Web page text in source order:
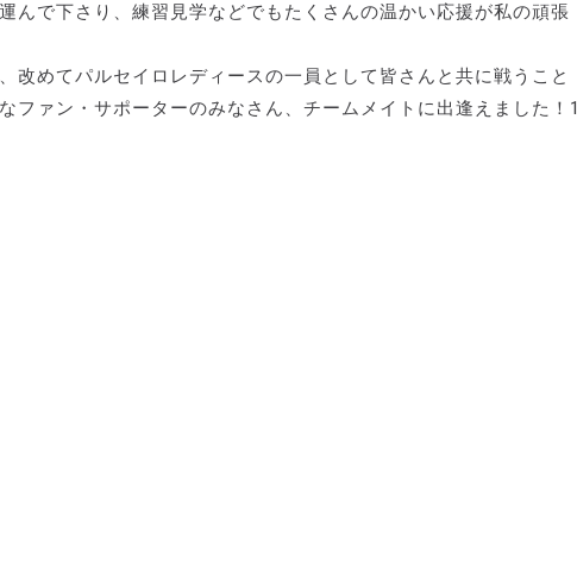
んで下さり、練習見学などでもたくさんの温かい応援が私の頑張
改めてパルセイロレディースの一員として皆さんと共に戦うこと
ファン・サポーターのみなさん、チームメイトに出逢えました！1